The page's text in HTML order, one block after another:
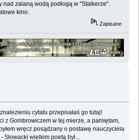
nad zalaną wodą podłogą w "Stalkerze".
kino.
Zapisane
cytatu przepisałaś go tutaj!
z Gombrowiczem w tej mierze, a pamiętam,
wręcz posądzany o postawę nauczyciela
Słowacki wielkim poetą był...